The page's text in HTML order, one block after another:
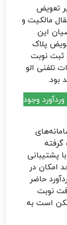
تعویض
مالکیت و
این
پلاک
ثبت نوبت
تلفنی الو
بود.
وجود
پشتیبانی
امکان در
حاضر
نوبت
است به